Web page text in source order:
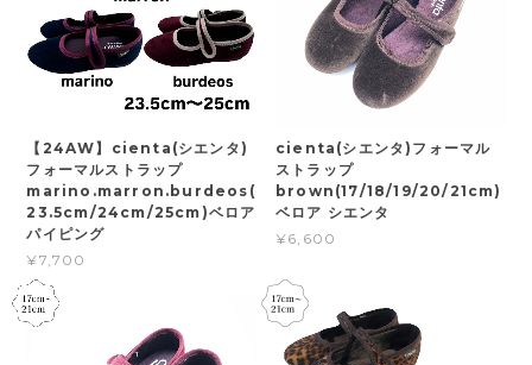
【24AW】cienta(シエンタ)
フォーマルストラップ
marino.marron.burdeos(
23.5cm/24cm/25cm)ベロア
パイピング
¥7,700
cienta(シエンタ)フォーマル
ストラップ
brown(17/18/19/20/21cm)
ベロア シエンタ
¥6,600